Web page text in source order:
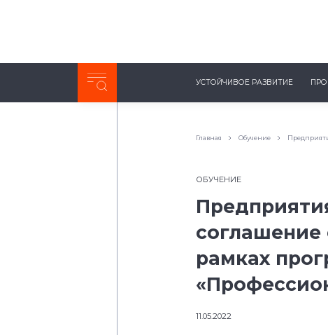
Неделя с ТМК. Выпуск №27 (225)
УСТОЙЧИВОЕ РАЗВИТИЕ
Главная Обучение
ОБУЧЕНИЕ
соглашение
рамках
11.05.2022